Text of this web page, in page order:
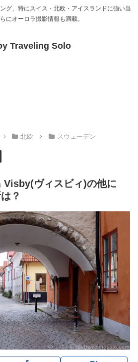
グ、特にスイス・北欧・アイスランドに強い当
にオーロラ撮影情報も満載。
Traveling Solo
北欧 スウェーデン
Visby(ヴィスビィ)の他に
？